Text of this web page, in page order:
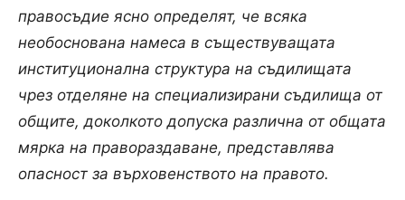
правосъдие ясно определят, че всяка
необоснована намеса в съществуващата
институционална структура на съдилищата
чрез отделяне на специализирани съдилища от
общите, доколкото допуска различна от общата
мярка на правораздаване, представлява
опасност за върховенството на правото.